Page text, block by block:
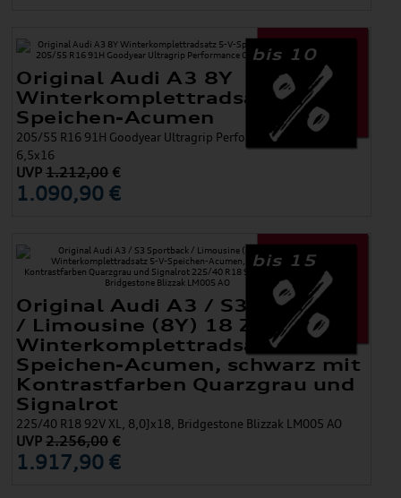
bis 10
Original Audi A3 8Y
Winterkomplettradsatz 5-V-
Speichen-Acumen
205/55 R16 91H Goodyear Ultragrip Performance Gen 1 AO,
6,5x16
UVP1.212,00 €
1.090,90 €
bis 15
Original Audi A3 / S3 Sportback
/ Limousine (8Y) 18 Zoll
Winterkomplettradsatz 5-V-
Speichen-Acumen, schwarz mit
Kontrastfarben Quarzgrau und
Signalrot
225/40 R18 92V XL, 8,0Jx18, Bridgestone Blizzak LM005 AO
UVP2.256,00 €
1.917,90 €